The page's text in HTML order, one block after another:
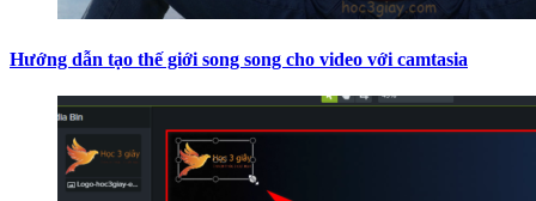
Hướng dẫn tạo thế giới song song cho video với camtasia